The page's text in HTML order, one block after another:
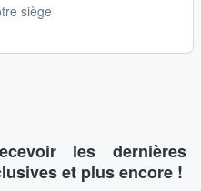
siège
les dernières
et plus encore !